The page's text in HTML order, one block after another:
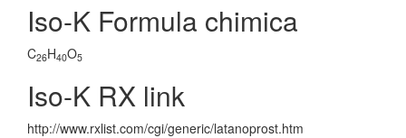
Iso-K Formula chimica
C26H40O5
Iso-K RX link
http://www.rxlist.com/cgi/generic/latanoprost.htm